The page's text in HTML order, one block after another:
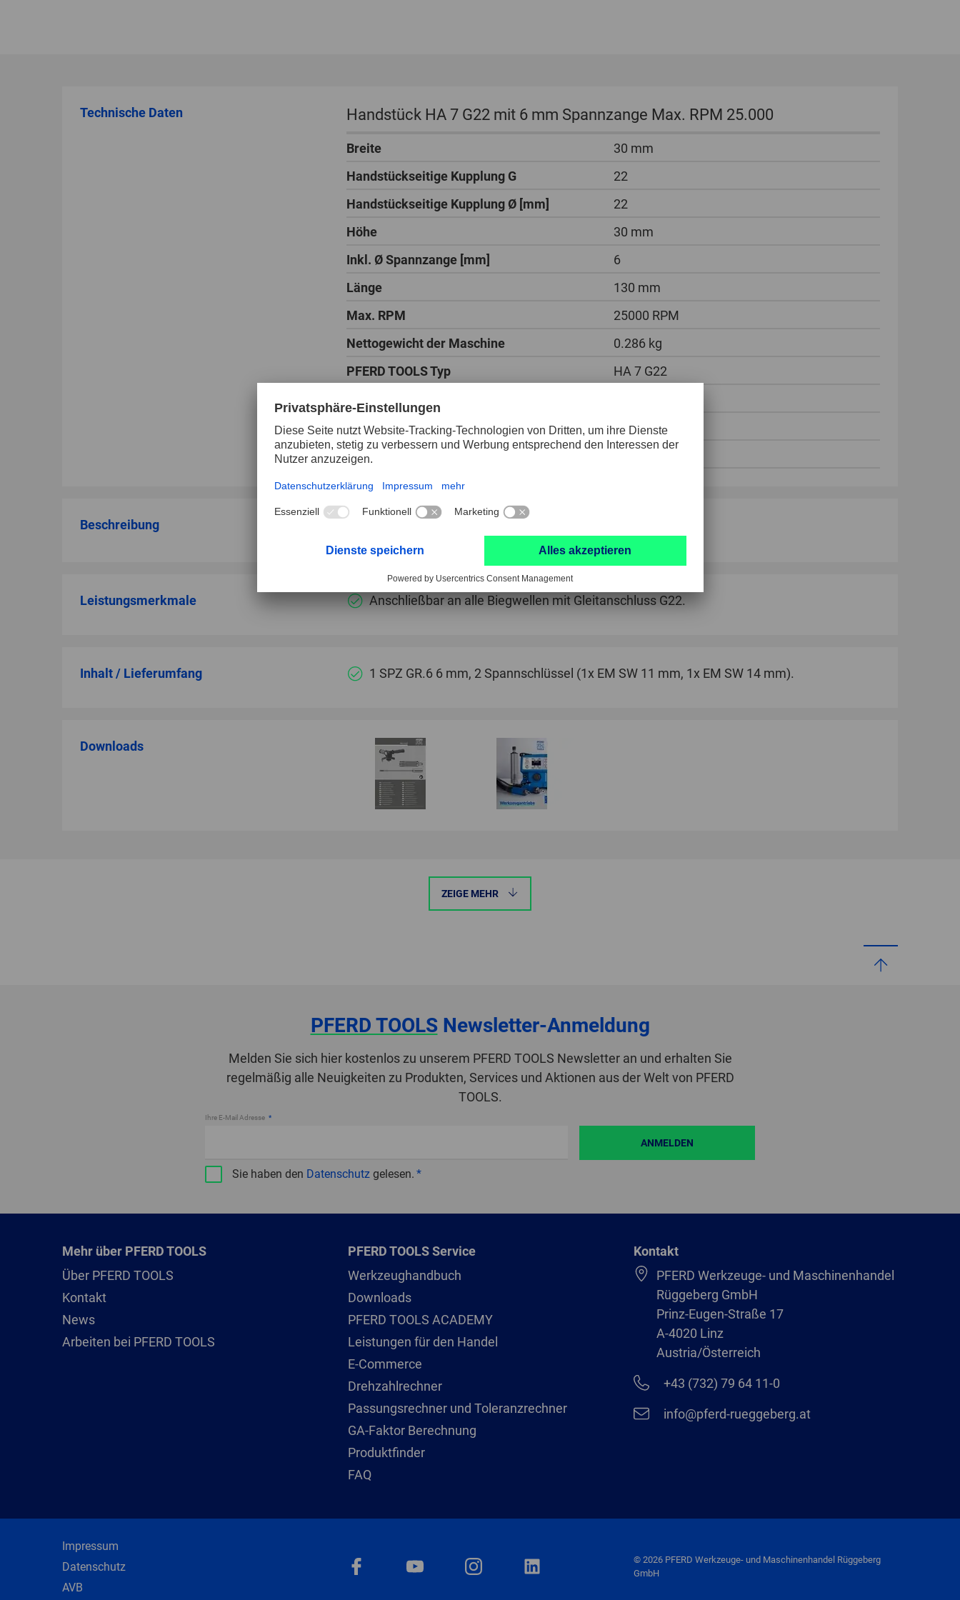
Technische Daten Handstück HA 7 G22 mit 6 mm Spannzange Max. RPM 25.000
Breite
30 mm
Handstückseitige Kupplung G
22
Handstückseitige Kupplung Ø [mm]
22
Höhe
30 mm
Inkl. Ø Spannzange [mm]
6
Länge
130 mm
Max. RPM
25000 RPM
Nettogewicht der Maschine
0.286 kg
PFERD TOOLS Typ
HA 7 G22
Ø Außen
30 mm
Verpackungseinheit
Beschreibung
Leistungsmerkmale Anschließbar an alle Biegwellen mit Gleitanschluss G22.
Inhalt / Lieferumfang 1 SPZ GR.6 6 mm, 2 Spannschlüssel (1x EM SW 11 mm, 1x EM SW 14 mm).
Downloads
ZEIGE MEHR
PFERD TOOLSNewsletter-Anmeldung
Melden Sie sich hier kostenlos zu unserem PFERD TOOLS Newsletter an und erhalten Sie
regelmäßig alle Neuigkeiten zu Produkten, Services und Aktionen aus der Welt von PFERD
TOOLS.
Ihre E-Mail Adresse
Sie haben den Datenschutz gelesen.
ANMELDEN
Mehr über PFERD TOOLS
Über PFERD TOOLS
Kontakt
News
Arbeiten bei PFERD TOOLS
PFERD TOOLS Service
Werkzeughandbuch
Downloads
PFERD TOOLS ACADEMY
Leistungen für den Handel
E-Commerce
Drehzahlrechner
Passungsrechner und Toleranzrechner
GA-Faktor Berechnung
Produktfinder
FAQ
Kontakt
PFERD Werkzeuge- und Maschinenhandel
Rüggeberg GmbH
Prinz-Eugen-Straße 17
A-4020 Linz
Austria/Österreich
+43 (732) 79 64 11-0
info@pferd-rueggeberg.at
Impressum
Datenschutz
AVB
© 2026 PFERD Werkzeuge- und Maschinenhandel Rüggeberg
GmbH